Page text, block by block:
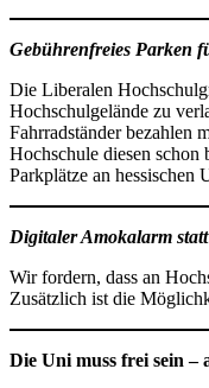
Gebührenfreies Parken
Die Liberalen
Hochschulgelände zu
Fahrradständer bezahlen
Hochschule diesen schon
Parkplätze an hessischen
Digitaler Amokalarm
Wir fordern, dass an
Zusätzlich ist die
Die Uni muss frei sein –